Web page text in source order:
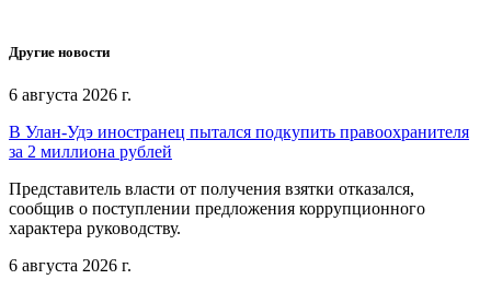
Другие новости
6 августа 2026 г.
В Улан-Удэ иностранец пытался подкупить правоохранителя
за 2 миллиона рублей
Представитель власти от получения взятки отказался,
сообщив о поступлении предложения коррупционного
характера руководству.
6 августа 2026 г.